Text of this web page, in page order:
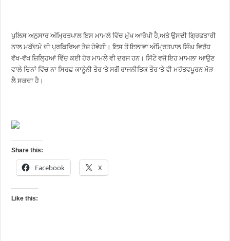
ਪੁਲਿਸ ਅਨੁਸਾਰ ਅੰਮ੍ਰਿਤਪਾਲ ਇਸ ਮਾਮਲੇ ਵਿੱਚ ਮੁੱਖ ਆਰੋਪੀ ਹੈ,ਅਤੇ ਉਸਦੀ ਗ੍ਰਿਫਤਾਰੀ
ਨਾਲ ਮੁਕੱਦਮੇ ਦੀ ਪ੍ਰਕਿਰਿਆ ਤੇਜ਼ ਹੋਵੇਗੀ। ਇਸ ਤੋਂ ਇਲਾਵਾ ਅੰਮ੍ਰਿਤਪਾਲ ਸਿੰਘ ਵਿਰੁੱਧ
ਵੱਖ-ਵੱਖ ਜ਼ਿਲ੍ਹਿਆਂ ਵਿੱਚ ਕਈ ਹੋਰ ਮਾਮਲੇ ਵੀ ਦਰਜ ਹਨ। ਸਿੱਟੇ ਵਜੋਂ ਇਹ ਮਾਮਲਾ ਆਉਣ
ਵਾਲੇ ਦਿਨਾਂ ਵਿੱਚ ਨਾ ਸਿਰਫ਼ ਕਾਨੂੰਨੀ ਤੌਰ ‘ਤੇ ਸਗੋਂ ਰਾਜਨੀਤਿਕ ਤੌਰ ‘ਤੇ ਵੀ ਮਹੱਤਵਪੂਰਨ ਮੋੜ
ਲੈ ਸਕਦਾ ਹੈ।
Share this:
Facebook X
Like this: